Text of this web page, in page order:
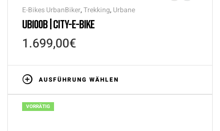
E-Bikes UrbanBiker,Trekking, Urbane
UB100B | CITY-E-BIKE
1.699,00€
AUSFÜHRUNG WÄHLEN
VORRÄTIG